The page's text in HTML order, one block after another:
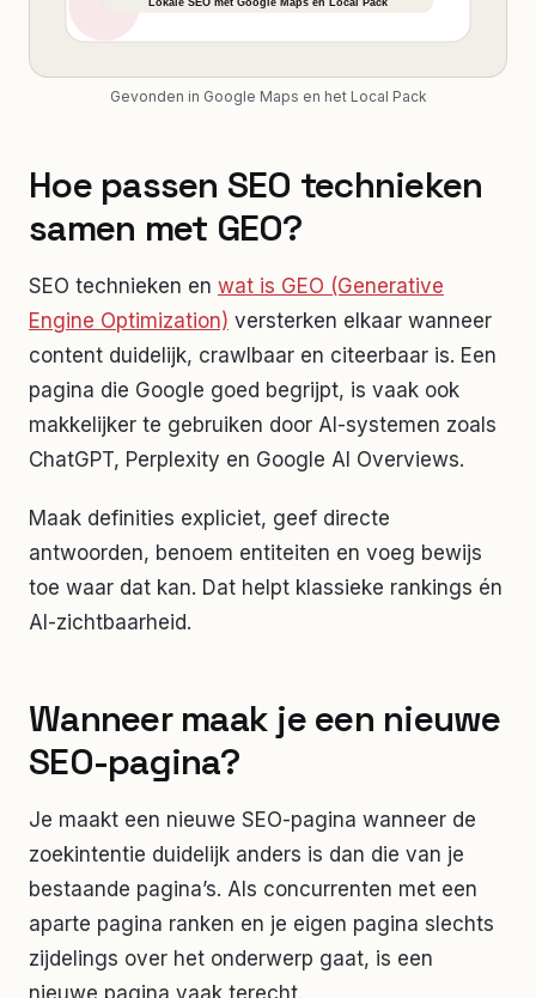
Gevonden in Google Maps en het Local Pack
Hoe passen SEO technieken
samen met GEO?
SEO technieken en wat is GEO (Generative
Engine Optimization) versterken elkaar wanneer
content duidelijk, crawlbaar en citeerbaar is. Een
pagina die Google goed begrijpt, is vaak ook
makkelijker te gebruiken door AI-systemen zoals
ChatGPT, Perplexity en Google AI Overviews.
Maak definities expliciet, geef directe
antwoorden, benoem entiteiten en voeg bewijs
toe waar dat kan. Dat helpt klassieke rankings én
AI-zichtbaarheid.
Wanneer maak je een nieuwe
SEO-pagina?
Je maakt een nieuwe SEO-pagina wanneer de
zoekintentie duidelijk anders is dan die van je
bestaande pagina’s. Als concurrenten met een
aparte pagina ranken en je eigen pagina slechts
zijdelings over het onderwerp gaat, is een
nieuwe pagina vaak terecht.